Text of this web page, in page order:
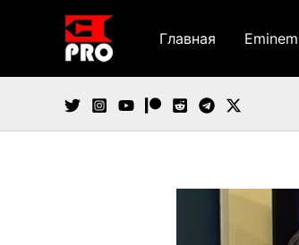
содержимому
Главная Eminem